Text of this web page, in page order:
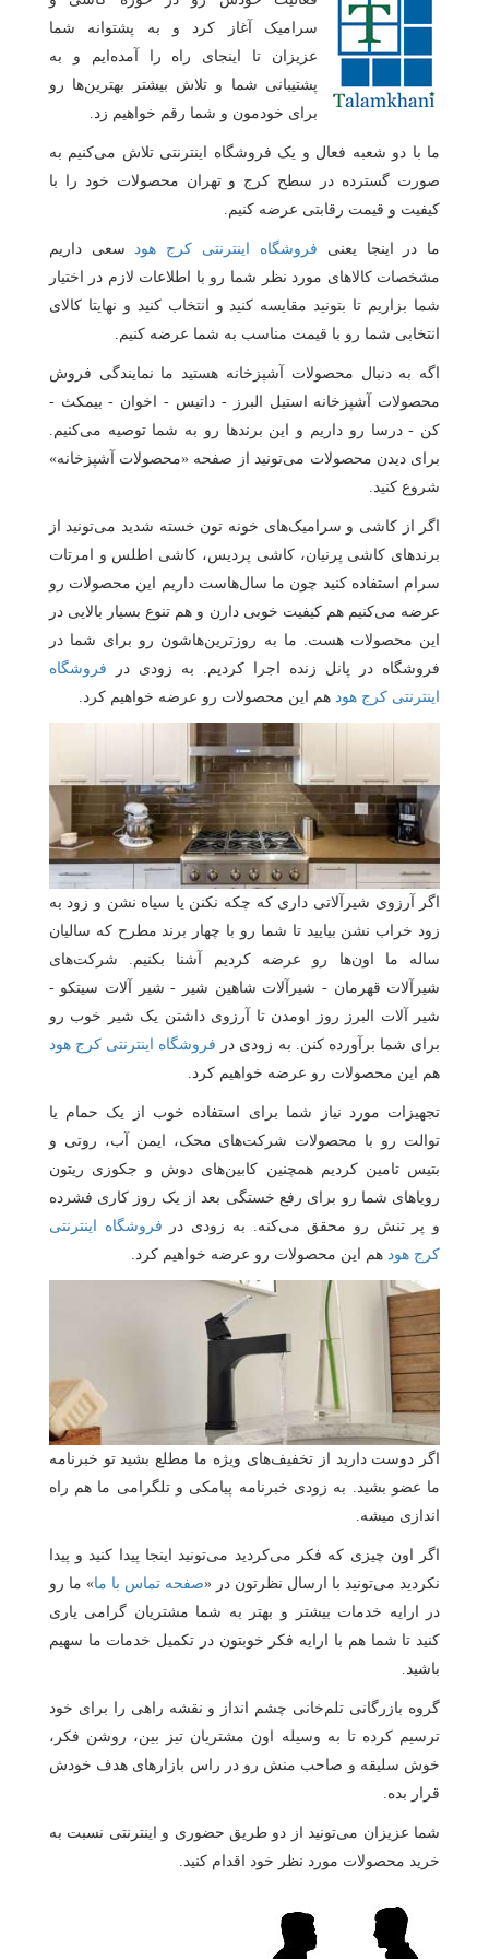
سرامیک آغاز کرد و به پشتوانه شما
عزیزان تا اینجای راه را آمده‌ایم و به
پشتیبانی شما و تلاش بیشتر بهترین‌ها رو
برای خودمون و شما رقم خواهیم زد.
ما با دو شعبه فعال و یک فروشگاه اینترنتی تلاش می‌کنیم به
صورت گسترده در سطح کرج و تهران محصولات خود را با
کیفیت و قیمت رقابتی عرضه کنیم.
ما در اینجا یعنی فروشگاه اینترنتی کرج هودسعی داریم
مشخصات کالاهای مورد نظر شما رو با اطلاعات لازم در اختیار
شما بزاریم تا بتونید مقایسه کنید و انتخاب کنید و نهایتا کالای
انتخابی شما رو با قیمت مناسب به شما عرضه کنیم.
اگه به دنبال محصولات آشپزخانه هستید ما نمایندگی فروش
محصولات آشپزخانه استیل البرز - داتیس - اخوان - بیمکث -
کن - درسا رو داریم و این برندها رو به شما توصیه می‌کنیم.
برای دیدن محصولات می‌تونید از صفحه «محصولات آشپزخانه»
شروع کنید.
اگر از کاشی و سرامیک‌های خونه تون خسته شدید می‌تونید از
برندهای کاشی پرنیان، کاشی پردیس، کاشی اطلس و امرتات
سرام استفاده کنید چون ما سال‌هاست داریم این محصولات رو
عرضه می‌کنیم هم کیفیت خوبی دارن و هم تنوع بسیار بالایی در
این محصولات هست. ما به روزترین‌هاشون رو برای شما در
فروشگاه در پانل زنده اجرا کردیم. به زودی در فروشگاه
اینترنتی کرج هودهم این محصولات رو عرضه خواهیم کرد.
اگر آرزوی شیرآلاتی داری که چکه نکنن یا سیاه نشن و زود به
زود خراب نشن بیایید تا شما رو با چهار برند مطرح که سالیان
ساله ما اون‌ها رو عرضه کردیم آشنا بکنیم. شرکت‌های
شیرآلات قهرمان - شیرآلات شاهین شیر - شیر آلات سیتکو -
شیر آلات البرز روز اومدن تا آرزوی داشتن یک شیر خوب رو
برای شما برآورده کنن. به زودی در فروشگاه اینترنتی کرج هود
هم این محصولات رو عرضه خواهیم کرد.
تجهیزات مورد نیاز شما برای استفاده خوب از یک حمام یا
توالت رو با محصولات شرکت‌های محک، ایمن آب، روتی و
بتیس تامین کردیم همچنین کابین‌های دوش و جکوزی ریتون
رویاهای شما رو برای رفع خستگی بعد از یک روز کاری فشرده
و پر تنش رو محقق می‌کنه. به زودی در فروشگاه اینترنتی
کرج هود هم این محصولات رو عرضه خواهیم کرد.
اگر دوست دارید از تخفیف‌های ویژه ما مطلع بشید تو خبرنامه
ما عضو بشید. به زودی خبرنامه پیامکی و تلگرامی ما هم راه
اندازی میشه.
اگر اون چیزی که فکر می‌کردید می‌تونید اینجا پیدا کنید و پیدا
نکردید می‌تونید با ارسال نظرتون در «صفحه تماس با ما» ما رو
در ارایه خدمات بیشتر و بهتر به شما مشتریان گرامی یاری
کنید تا شما هم با ارایه فکر خوبتون در تکمیل خدمات ما سهیم
باشید.
گروه بازرگانی تلم‌خانی چشم انداز و نقشه راهی را برای خود
ترسیم کرده تا به وسیله اون مشتریان تیز بین، روشن فکر،
خوش سلیقه و صاحب منش رو در راس بازارهای هدف خودش
قرار بده.
شما عزیزان می‌تونید از دو طریق حضوری و اینترنتی نسبت به
خرید محصولات مورد نظر خود اقدام کنید.